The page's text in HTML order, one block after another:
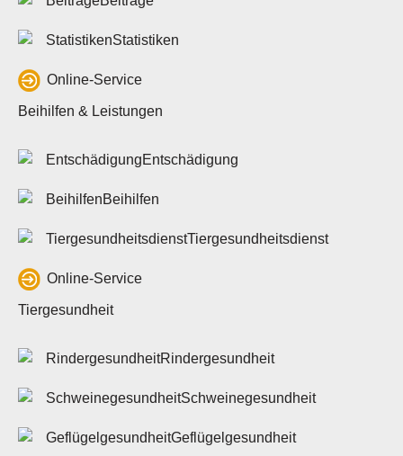
Statistiken
Online-Service
Beihilfen & Leistungen
Entschädigung
Beihilfen
Tiergesundheitsdienst
Online-Service
Tiergesundheit
Rindergesundheit
Schweinegesundheit
Geflügelgesundheit